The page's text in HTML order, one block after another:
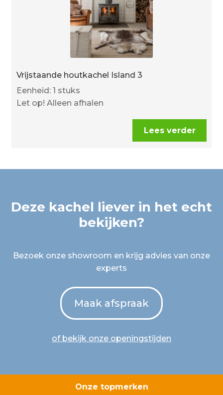
Vrijstaande houtkachel Island 3
Eenheid: 1 stuks
Let op! Alleen afhalen
Lees verder
Deze kachel liever in het echt
bekijken?
Bezoek onze showroom en krijg advies van onze
experts
Maak afspraak
of bekijk onze openingstijden
Onze topmerken